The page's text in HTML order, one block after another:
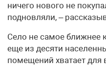
ничего нового не
подновляли, –
Село не самое ближнее
еще из десяти
помещений хватает для